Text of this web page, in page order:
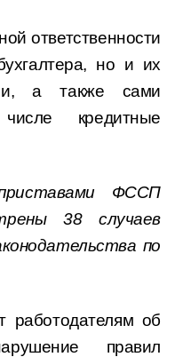
ответственности
но и их
а также сами
кредитные
ФССП
38 случаев
по
об
правил